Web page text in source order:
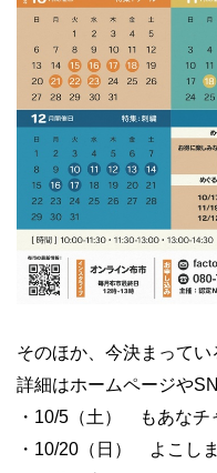
そのほか、今決まってい
詳細はホームページや
・10/5（土） もあなチ
・10/20（日） よこし